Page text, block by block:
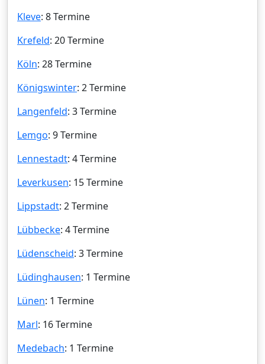
Kleve: 8 Termine
Krefeld: 20 Termine
Köln: 28 Termine
Königswinter: 2 Termine
Langenfeld: 3 Termine
Lemgo: 9 Termine
Lennestadt: 4 Termine
Leverkusen: 15 Termine
Lippstadt: 2 Termine
Lübbecke: 4 Termine
Lüdenscheid: 3 Termine
Lüdinghausen: 1 Termine
Lünen: 1 Termine
Marl: 16 Termine
Medebach: 1 Termine